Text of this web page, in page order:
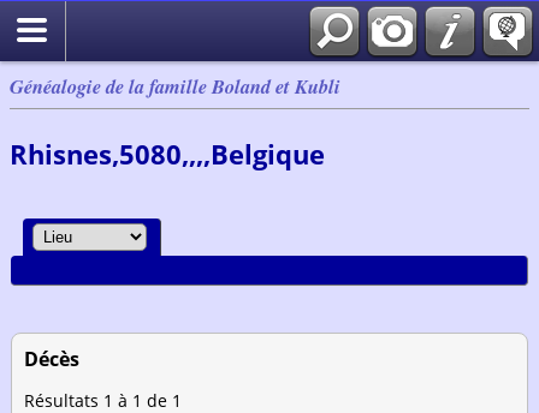
Généalogie de la famille Boland et Kubli
Rhisnes,5080,,,,Belgique
Décès
Résultats 1 à 1 de 1